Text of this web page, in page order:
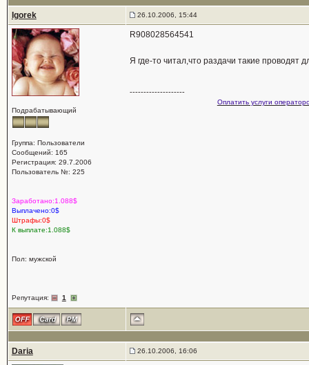
Igorek 26.10.2006, 15:44
Подрабатывающий
Группа: Пользователи
Сообщений: 165
Регистрация: 29.7.2006
Пользователь №: 225
Заработано:1.088$
Выплачено:0$
Штрафы:0$
К выплате:1.088$
Пол: мужской
Репутация: 1
R908028564541
Я где-то читал,что раздачи такие проводят
--------------------
Оплатить услуги
Daria 26.10.2006, 16:06